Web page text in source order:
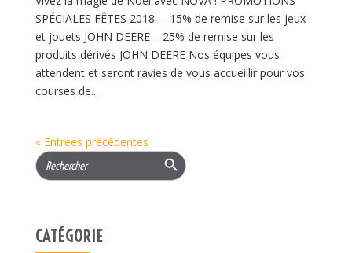
SPÉCIALES FÊTES 2018: – 15% de remise sur les jeux
et jouets JOHN DEERE – 25% de remise sur les
produits dérivés JOHN DEERE Nos équipes vous
attendent et seront ravies de vous accueillir pour vos
courses de...
« Entrées précédentes
Search
for:
Search Button
CATÉGORIE